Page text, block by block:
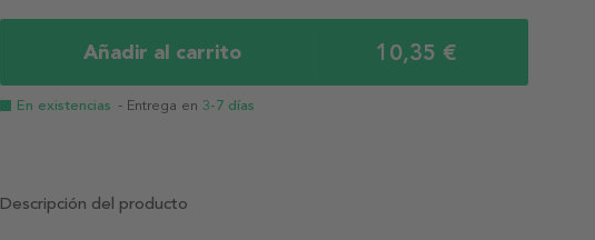
Añadir al carrito 10,35 €
En existencias - Entrega en 3-7 días
Descripción del producto